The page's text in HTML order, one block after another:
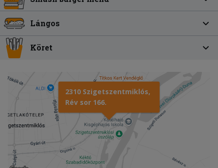
Lángos
Köret
2310 Szigetszentmiklós,
Rév sor 166.